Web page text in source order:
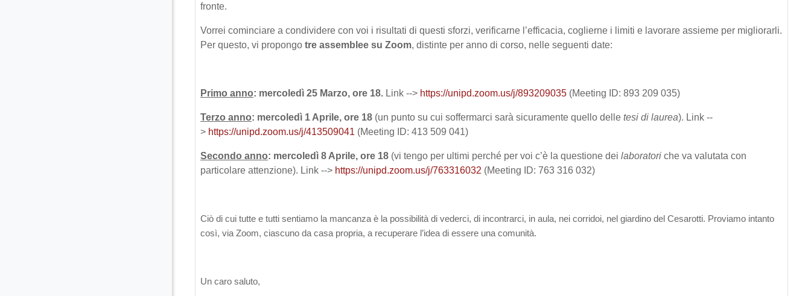
fronte.
Vorrei cominciare a condividere con voi i risultati di questi sforzi, verificarne l’efficacia, coglierne i limiti e lavorare assieme per migliorarli.
Per questo, vi propongo tre assemblee su Zoom, distinte per anno di corso, nelle seguenti date:
Primo anno: mercoledì 25 Marzo, ore 18. Link --> https://unipd.zoom.us/j/893209035 (Meeting ID: 893 209 035)
Terzo anno: mercoledì 1 Aprile, ore 18 (un punto su cui soffermarci sarà sicuramente quello delle tesi di laurea). Link --
> https://unipd.zoom.us/j/413509041 (Meeting ID: 413 509 041)
Secondo anno: mercoledì 8 Aprile, ore 18 (vi tengo per ultimi perché per voi c’è la questione dei laboratori che va valutata con
particolare attenzione). Link --> https://unipd.zoom.us/j/763316032 (Meeting ID: 763 316 032)
Ciò di cui tutte e tutti sentiamo la mancanza è la possibilità di vederci, di incontrarci, in aula, nei corridoi, nel giardino del Cesarotti. Proviamo intanto
così, via Zoom, ciascuno da casa propria, a recuperare l’idea di essere una comunità.
Un caro saluto,